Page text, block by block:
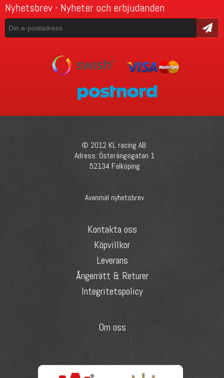
Nyhetsbrev - Nyheter och erbjudanden
Skicka
© 2012 KL racing AB.
Adress: Österängsgatan 1
52134 Falköping
Avanmäl nyhetsbrev
Kontakta oss
Köpvillkor
Leverans
Ångerrätt & Returer
Integritetspolicy
Om oss